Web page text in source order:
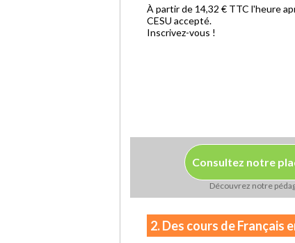
À partir de 14,32 € TTC l'heure
CESU accepté.
Inscrivez-vous !
Consultez notre
Découvrez notre
2. Des cours de Français